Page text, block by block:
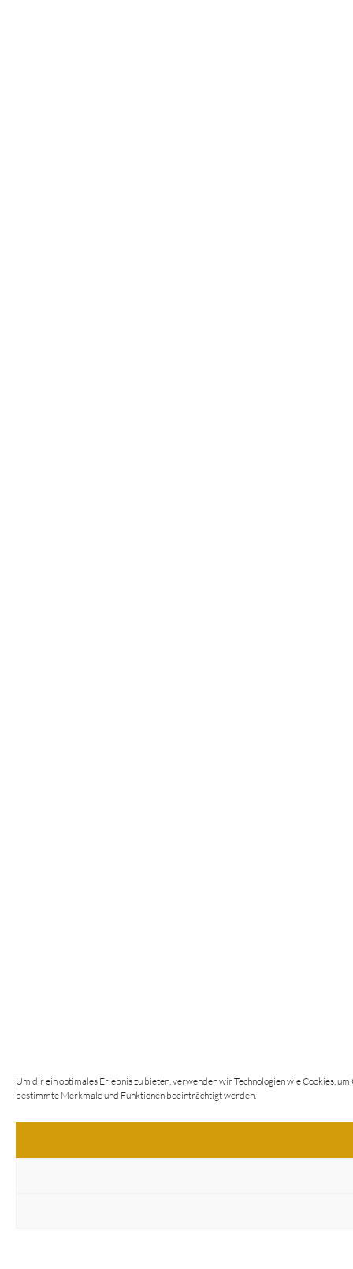
Um dir ein optimales Erlebnis zu bieten, verwenden wir Technologien wie Cookies,
bestimmte Merkmale und Funktionen beeinträchtigt werden.